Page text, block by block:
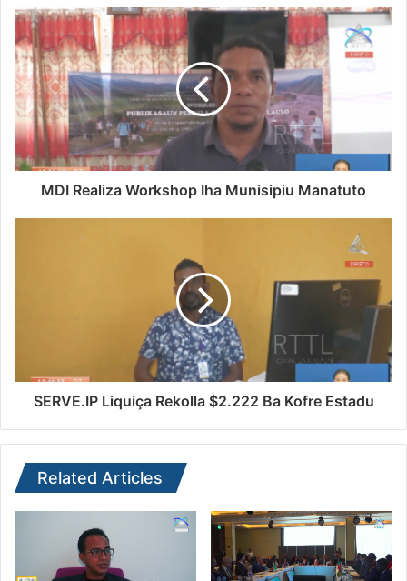
MDI Realiza Workshop Iha Munisipiu Manatuto
SERVE.IP Liquiça Rekolla $2.222 Ba Kofre Estadu
Related Articles